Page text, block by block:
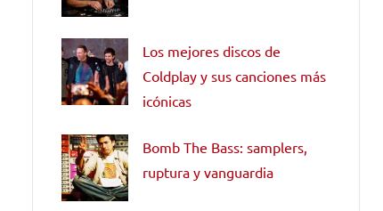
Los mejores discos de
Coldplay y sus canciones más
icónicas
Bomb The Bass: samplers,
ruptura y vanguardia